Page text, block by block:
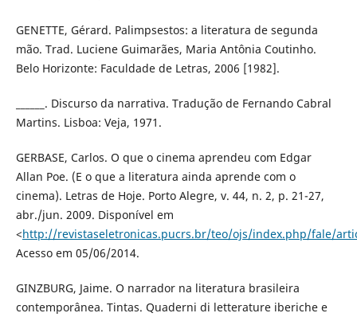
GENETTE, Gérard. Palimpsestos: a literatura de segunda
mão. Trad. Luciene Guimarães, Maria Antônia Coutinho.
Belo Horizonte: Faculdade de Letras, 2006 [1982].
______. Discurso da narrativa. Tradução de Fernando Cabral
Martins. Lisboa: Veja, 1971.
GERBASE, Carlos. O que o cinema aprendeu com Edgar
Allan Poe. (E o que a literatura ainda aprende com o
cinema). Letras de Hoje. Porto Alegre, v. 44, n. 2, p. 21-27,
abr./jun. 2009. Disponível em
<http://revistaseletronicas.pucrs.br/teo/ojs/index.php/fale/
Acesso em 05/06/2014.
GINZBURG, Jaime. O narrador na literatura brasileira
contemporânea. Tintas. Quaderni di letterature iberiche e